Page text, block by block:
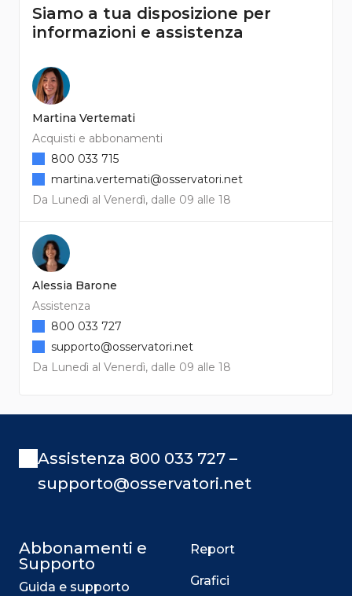
Siamo a tua disposizione per
informazioni e assistenza
Martina Vertemati
Acquisti e abbonamenti
Da Lunedì al Venerdì, dalle 09 alle 18
800 033 715
martina.vertemati@osservatori.net
Alessia Barone
Assistenza
Da Lunedì al Venerdì, dalle 09 alle 18
800 033 727
supporto@osservatori.net
Assistenza 800 033 727 –
supporto@osservatori.net
Abbonamenti e
Supporto
Guida e supporto
Report
Grafici